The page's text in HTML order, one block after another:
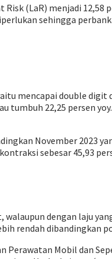
(LaR) menjadi 12,58
sehingga
mencapai double digit
22,25 persen
November 2023
sebesar 45,93
dengan laju
rendah dibandingkan
Mobil dan